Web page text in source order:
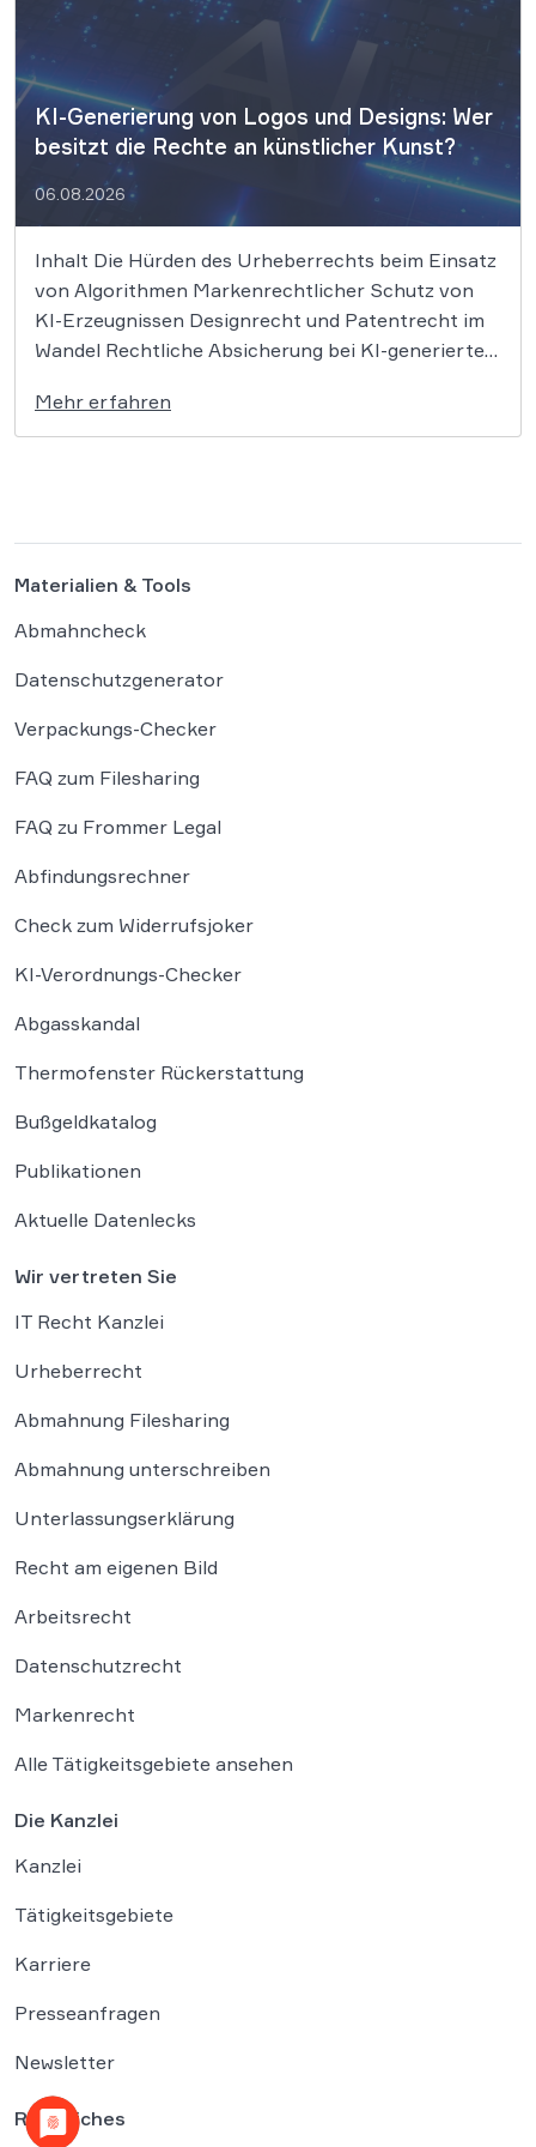
KI-Generierung von Logos und Designs: Wer
besitzt die Rechte an künstlicher Kunst?
06.08.2026
Inhalt Die Hürden des Urheberrechts beim Einsatz
von Algorithmen Markenrechtlicher Schutz von
KI-Erzeugnissen Designrecht und Patentrecht im
Wandel Rechtliche Absicherung bei KI-generierten
nutzen immer häufiger künstliche Intelligenz, um
Bildmaterial, Grafiken und Logos zu erstellen. Doch
Mehr erfahren
Materialien & Tools
Abmahncheck
Datenschutzgenerator
Verpackungs-Checker
FAQ zum Filesharing
FAQ zu Frommer Legal
Abfindungsrechner
Check zum Widerrufsjoker
KI-Verordnungs-Checker
Abgasskandal
Thermofenster Rückerstattung
Bußgeldkatalog
Publikationen
Aktuelle Datenlecks
Wir vertreten Sie
IT Recht Kanzlei
Urheberrecht
Abmahnung Filesharing
Abmahnung unterschreiben
Unterlassungserklärung
Recht am eigenen Bild
Arbeitsrecht
Datenschutzrecht
Markenrecht
Alle Tätigkeitsgebiete ansehen
Die Kanzlei
Kanzlei
Tätigkeitsgebiete
Karriere
Presseanfragen
Newsletter
Rechtliches